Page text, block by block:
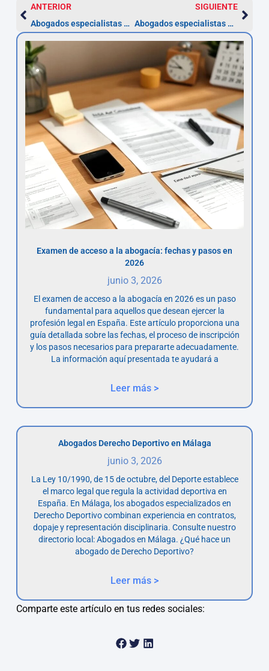
ANTERIOR
Abogados especialistas en divorcios en Toledo
SIGUIENTE
Abogados especialistas en ocupas en Toledo
Examen de acceso a la abogacía: fechas y pasos en
2026
junio 3, 2026
El examen de acceso a la abogacía en 2026 es un paso
fundamental para aquellos que desean ejercer la
profesión legal en España. Este artículo proporciona una
guía detallada sobre las fechas, el proceso de inscripción
y los pasos necesarios para prepararte adecuadamente.
La información aquí presentada te ayudará a
Leer más >
Abogados Derecho Deportivo en Málaga
junio 3, 2026
La Ley 10/1990, de 15 de octubre, del Deporte establece
el marco legal que regula la actividad deportiva en
España. En Málaga, los abogados especializados en
Derecho Deportivo combinan experiencia en contratos,
dopaje y representación disciplinaria. Consulte nuestro
directorio local: Abogados en Málaga. ¿Qué hace un
abogado de Derecho Deportivo?
Leer más >
Comparte este artículo en tus redes sociales: